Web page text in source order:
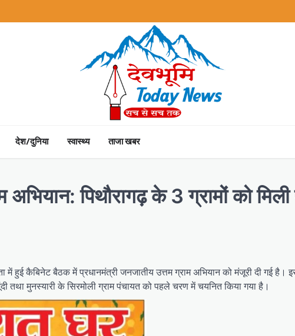
देश/दुनिया स्वास्थ्य ताजा खबर
पिथौरागढ़ के 3 ग्रामों को
में हुई कैबिनेट बैठक में प्रधानमंत्री जनजातीय उत्तम ग्राम अभियान को मंजूरी दी गई है।
तथा मुनस्यारी के सिरमोली ग्राम पंचायत को पहले चरण में चयनित किया गया है।